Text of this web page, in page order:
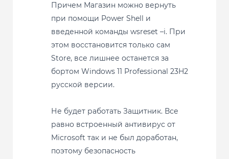
Причем Магазин можно вернуть
при помощи Power Shell и
введенной команды wsreset –i. При
этом восстановится только сам
Store, все лишнее останется за
бортом Windows 11 Professional 23H2
русской версии.
Не будет работать Защитник. Все
равно встроенный антивирус от
Microsoft так и не был доработан,
поэтому безопасность